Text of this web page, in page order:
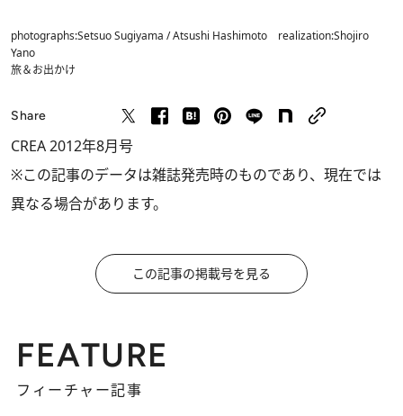
photographs:Setsuo Sugiyama / Atsushi Hashimoto realization:Shojiro
Yano
旅＆お出かけ
Share
CREA 2012年8月号
※この記事のデータは雑誌発売時のものであり、現在では
異なる場合があります。
この記事の掲載号を見る
FEATURE
フィーチャー記事